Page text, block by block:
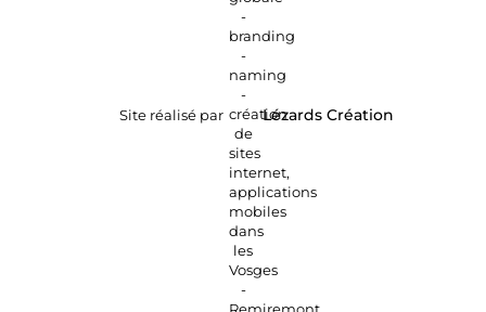
Site réalisé par Lézards Création